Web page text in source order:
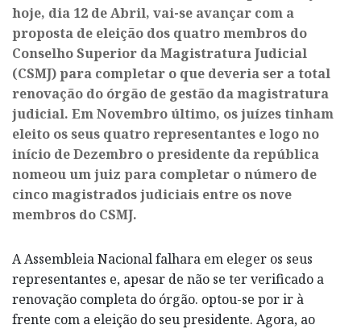
hoje, dia 12 de Abril, vai-se avançar com a
proposta de eleição dos quatro membros do
Conselho Superior da Magistratura Judicial
(CSMJ) para completar o que deveria ser a total
renovação do órgão de gestão da magistratura
judicial. Em Novembro último, os juízes tinham
eleito os seus quatro representantes e logo no
início de Dezembro o presidente da república
nomeou um juiz para completar o número de
cinco magistrados judiciais entre os nove
membros do CSMJ.
A Assembleia Nacional falhara em eleger os seus
representantes e, apesar de não se ter verificado a
renovação completa do órgão. optou-se por ir à
frente com a eleição do seu presidente. Agora, ao